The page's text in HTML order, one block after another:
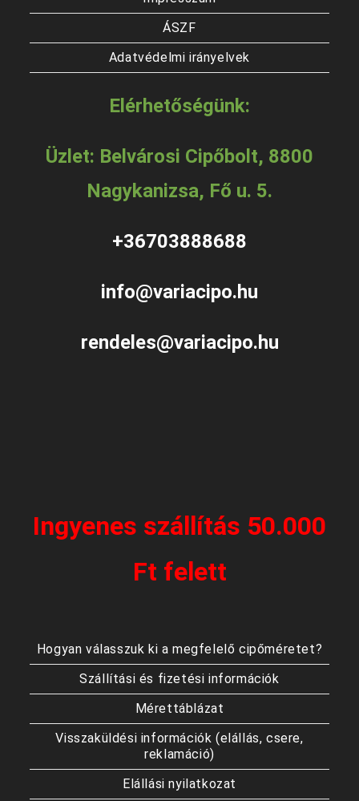
ÁSZF
Adatvédelmi irányelvek
Elérhetőségünk:
Üzlet: Belvárosi Cipőbolt, 8800
Nagykanizsa, Fő u. 5.
+36703888688
info@variacipo.hu
rendeles@variacipo.hu
Ingyenes szállítás 50.000
Ft felett
Hogyan válasszuk ki a megfelelő cipőméretet?
Szállítási és fizetési információk
Mérettáblázat
Visszaküldési információk (elállás, csere,
reklamáció)
Elállási nyilatkozat